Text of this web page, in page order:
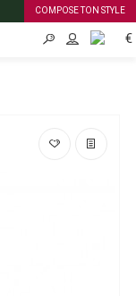
COMPOSE TON STYLE
FR €